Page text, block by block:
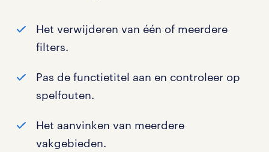
Het verwijderen van één of meerdere
filters.
Pas de functietitel aan en controleer op
spelfouten.
Het aanvinken van meerdere
vakgebieden.